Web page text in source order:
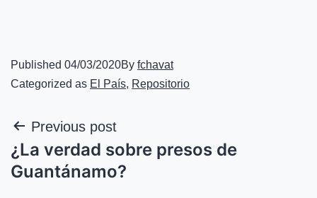
Published 04/03/2020By fchavat
Categorized as El País, Repositorio
Previous post
¿La verdad sobre presos de
Guantánamo?